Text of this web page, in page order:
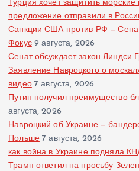
Турция хочет защитить
предложение отправили в
Санкции США против РФ —
Фокус 9 августа, 2026
Сенат обсуждает закон Линдси
Заявление Навроцкого о
видео 7 августа, 2026
Путин получил преимущество
августа, 2026
Навроцкий об Украине —
Польше 7 августа, 2026
как война в Украине подняла
Трамп ответил на просьбу